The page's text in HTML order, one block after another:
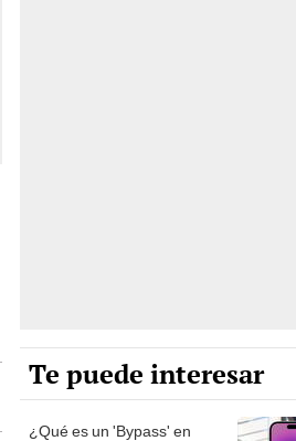
Te puede interesar
¿Qué es un 'Bypass' en